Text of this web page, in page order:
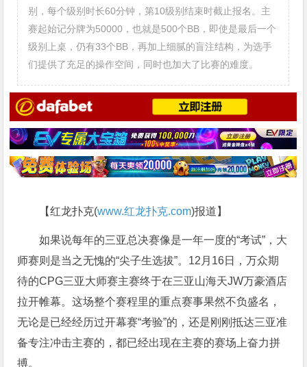
别，每个级别时长60分钟，第10级别结束时截止报名。主
赛起始记分牌为50000，也就是500个BB，即使是最后一个
级别上桌，仍有33个BB，再加上细腻的盲注结构，为选手
们提供了充足的操作空间，同时也加大了比赛的难度。
【红龙扑克(www.红龙扑克.com)报道】
如果说每年的三亚总决赛像是一年一度的“考试”，大
师赛则是当之无愧的“尖子生选拔”。12月16日，万众期
待的CPG三亚大师赛主赛终于在三亚山海天JW万豪酒店
拉开帷幕。这场整个赛程里的重点赛事果然不负盛名，
无论是已经经历过开幕赛“考验”的，还是刚刚抵达三亚准
备专注冲击主赛的，都已经出现在主赛的赛场上奋力拼
搏。